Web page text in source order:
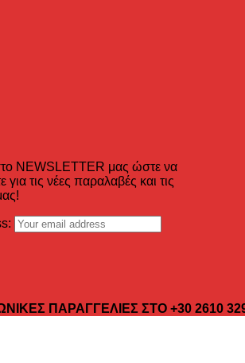
NEWSLETTER μας ώστε να
για τις νέες παραλαβές και τις
ΠΑΡΑΓΓΕΛΙΕΣ ΣΤΟ +30 2610